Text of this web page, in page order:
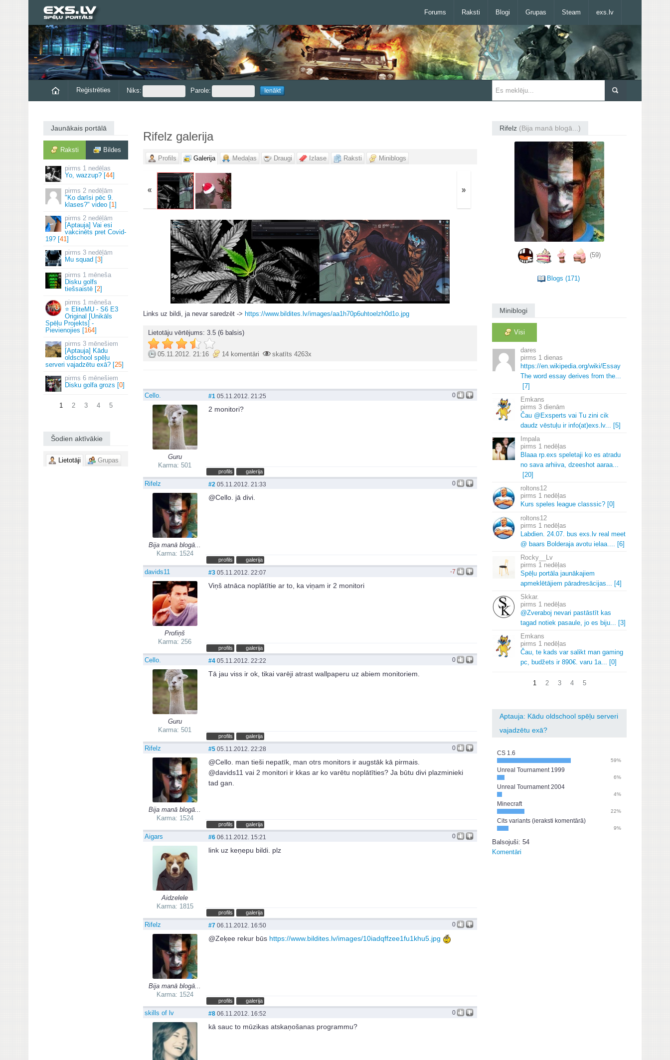
Forums Raksti Blogi Grupas Steam exs.lv
Reģistrēties Niks: Parole:
Jaunākais portālā
Raksti Bildes
1 nedēļas
Yo, wazzup? [44]
2 nedēļām
"Ko darīsi pēc 9.
klases?" video [1]
2 nedēļām
[Aptauja] Vai esi
vakcinēts pret Covid-
19? [41]
3 nedēļām
Mu squad [3]
1 mēneša
Disku golfs
tiešsaistē [2]
1 mēneša
⭐ EliteMU - S6 E3
Original [Unikāls
Spēļu Projekts] -
Pievienojies [164]
3 mēnešiem
[Aptauja] Kādu
oldschool spēļu
serveri vajadzētu exā? [25]
6 mēnešiem
Disku golfa grozs [0]
1 2 3 4 5
Šodien aktīvākie
Lietotāji Grupas
Rifelz galerija
Profils Galerija Medaļas Draugi Izlase Raksti Miniblogs
«
14 19
»
Links uz bildi, ja nevar saredzēt -> https://www.bildites.lv/images/aa1h70p6uhtoelzh0d1o.jpg
Lietotāju vērtējums: 3.5 (6 balsis)
05.11.2012. 21:16 14 komentāri skatīts 4263x
Cello.
Guru
Karma: 501
0
#1 05.11.2012. 21:25
2 monitori?
profils galerija
Rifelz
Bija manā blogā...
Karma: 1524
0
#2 05.11.2012. 21:33
@Cello. jā divi.
profils galerija
davids11
Profiņš
Karma: 256
-7
#3 05.11.2012. 22:07
Viņš atnāca noplātītie ar to, ka viņam ir 2 monitori
profils galerija
Cello.
Guru
Karma: 501
0
#4 05.11.2012. 22:22
Tā jau viss ir ok, tikai varēji atrast wallpaperu uz abiem monitoriem.
profils galerija
Rifelz
Bija manā blogā...
Karma: 1524
0
#5 05.11.2012. 22:28
@Cello. man tieši nepatīk, man otrs monitors ir augstāk kā pirmais.
@davids11 vai 2 monitori ir kkas ar ko varētu noplātīties? Ja būtu divi plazminieki
tad gan.
profils galerija
Aigars
Aidzelele
Karma: 1815
0
#6 06.11.2012. 15:21
link uz keņepu bildi. plz
profils galerija
Rifelz
Bija manā blogā...
Karma: 1524
0
#7 06.11.2012. 16:50
@Zeķee rekur būs https://www.bildites.lv/images/10iadqffzee1fu1khu5.jpg
profils galerija
skills of lv 0
#8 06.11.2012. 16:52
kā sauc to mūzikas atskaņošanas programmu?
Rifelz (Bija manā blogā...)
(59)
Blogs (171)
Miniblogi
Visi
dares
1 dienas
https://en.wikipedia.org/wiki/Essay
The word essay derives from the...
[7]
Emkans
3 dienām
Čau @Exsperts vai Tu zini cik
daudz vēstuļu ir info(at)exs. lv... [5]
Impala
1 nedēļas
Blaaa rp.exs speletaji ko es atradu
no sava arhiiva, dzeeshot aaraa...
[20]
roltons12
1 nedēļas
Kurs speles league classsic? [0]
roltons12
1 nedēļas
Labdien. 24.07. bus exs. lv real meet
@ baars Bolderaja avotu ielaa.... [6]
Rocky__Lv
1 nedēļas
Spēļu portāla jaunākajiem
apmeklētājiem pāradresācijas... [4]
Skkar.
1 nedēļas
@Zveraboj nevari pastāstīt kas
tagad notiek pasaule, jo es biju... [3]
Emkans
1 nedēļas
Čau, te kads var salikt man gaming
pc, budžets ir 890€. varu 1a... [0]
1 2 3 4 5
Aptauja: Kādu oldschool spēļu serveri
vajadzētu exā?
CS 1.6
59%
Unreal Tournament 1999
6%
Unreal Tournament 2004
4%
Minecraft
22%
Cits variants (ieraksti komentārā)
9%
Balsojuši: 54
Komentāri